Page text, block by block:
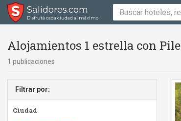
Salidores.com
Disfrutá cada ciudad al máximo
Alojamientos 1 estrella con
1 publicaciones
Filtrar por:
Ciudad